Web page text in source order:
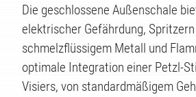
Die geschlossene Außenschale
elektrischer Gefährdung,
schmelzflüssigem Metall und
optimale Integration einer Petzl-
Visiers, von standardmäßigem